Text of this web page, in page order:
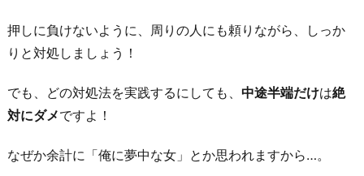
押しに負けないように、周りの人にも頼りながら、しっか
りと対処しましょう！
でも、どの対処法を実践するにしても、 中途半端だけは絶
対にダメですよ！
なぜか余計に「俺に夢中な女」とか思われますから…。